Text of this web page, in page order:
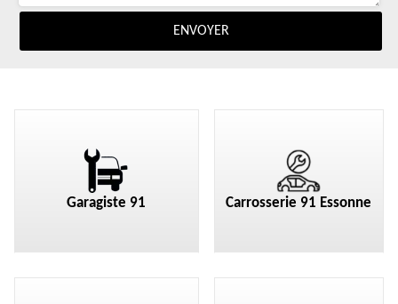
Garagiste 91 Carrosserie 91 Essonne